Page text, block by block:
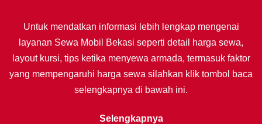
Untuk mendatkan informasi lebih lengkap mengenai
layanan Sewa Mobil Bekasi seperti detail harga sewa,
layout kursi, tips ketika menyewa armada, termasuk faktor
yang mempengaruhi harga sewa silahkan klik tombol baca
selengkapnya di bawah ini.
Selengkapnya